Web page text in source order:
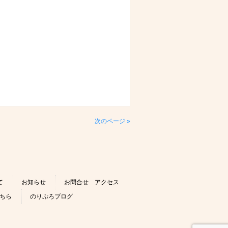
次のページ »
お知らせ
お問合せ アクセス
ら
のりぷろブログ